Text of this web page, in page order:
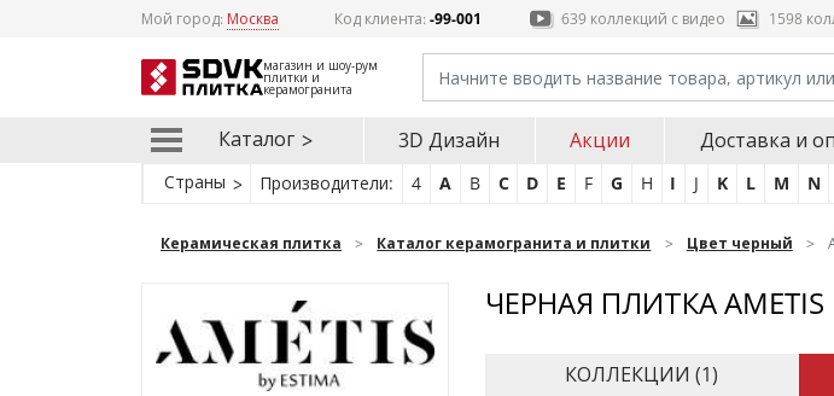
Мой город: Москва Код клиента:-99-001 639 коллекций с видео 1598
магазин и шоу-рум
плитки и
керамогранита
Каталог 3D Дизайн Акции Доставка и
Страны Производители: 4 A B C D E F G H I J K L M N
Керамическая плитка Каталог керамогранита и плитки Цвет черный
ЧЕРНАЯ ПЛИТКА AMETIS
КОЛЛЕКЦИИ (1)